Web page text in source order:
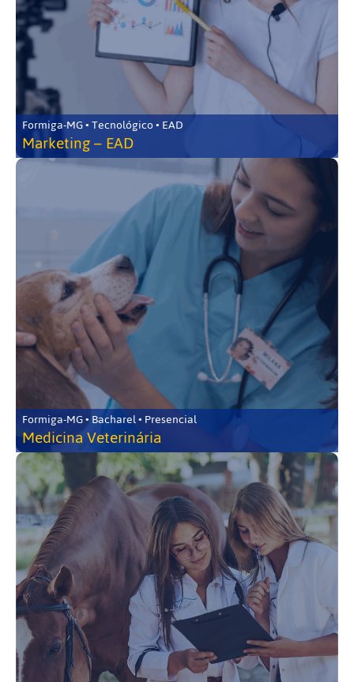
Formiga-MG • Tecnológico • EAD
Marketing – EAD
Formiga-MG • Bacharel • Presencial
Medicina Veterinária